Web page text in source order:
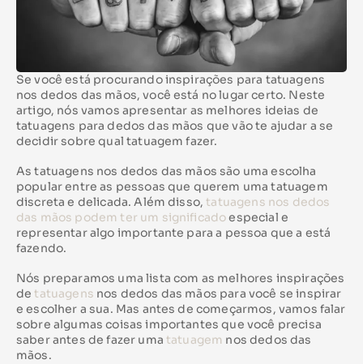
Se você está procurando inspirações para tatuagens
nos dedos das mãos, você está no lugar certo. Neste
artigo, nós vamos apresentar as melhores ideias de
tatuagens para dedos das mãos que vão te ajudar a se
decidir sobre qual tatuagem fazer.
As tatuagens nos dedos das mãos são uma escolha
popular entre as pessoas que querem uma tatuagem
discreta e delicada. Além disso, tatuagens nos dedos
das mãos podem ter um significadoespecial e
representar algo importante para a pessoa que a está
fazendo.
Nós preparamos uma lista com as melhores inspirações
de tatuagens nos dedos das mãos para você se inspirar
e escolher a sua. Mas antes de começarmos, vamos falar
sobre algumas coisas importantes que você precisa
saber antes de fazer uma tatuagem nos dedos das
mãos.